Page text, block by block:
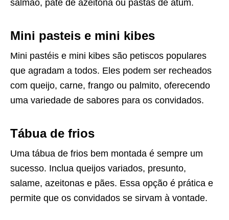
salmão, patê de azeitona ou pastas de atum.
Mini pasteis e mini kibes
Mini pastéis e mini kibes são petiscos populares
que agradam a todos. Eles podem ser recheados
com queijo, carne, frango ou palmito, oferecendo
uma variedade de sabores para os convidados.
Tábua de frios
Uma tábua de frios bem montada é sempre um
sucesso. Inclua queijos variados, presunto,
salame, azeitonas e pães. Essa opção é prática e
permite que os convidados se sirvam à vontade.